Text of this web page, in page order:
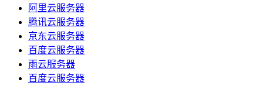
阿里云服务器
腾讯云服务器
京东云服务器
百度云服务器
雨云服务器
百度云服务器